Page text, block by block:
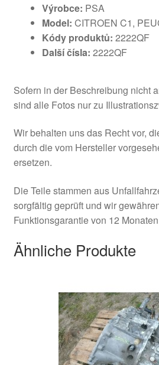
Výrobce: PSA
Model: CITROEN C1,
Kódy produktů: 2222QF
Další čísla: 2222QF
Sofern in der Beschreibung nicht
sind alle Fotos nur zu
Wir behalten uns das Recht vor,
durch die vom Hersteller
ersetzen.
Die Teile stammen aus
sorgfältig geprüft und wir
Funktionsgarantie von 12
Ähnliche Produkte